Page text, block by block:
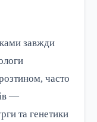
завжди
часто
—
та генетики